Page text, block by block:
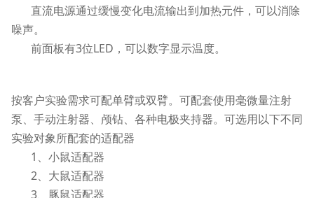
直流电源通过缓慢变化电流输出到加热元件，可以消除
噪声。
前面板有3位LED，可以数字显示温度。
按客户实验需求可配单臂或双臂。可配套使用毫微量注射
泵、手动注射器、颅钻、各种电极夹持器。可选用以下不同
实验对象所配套的适配器
1、小鼠适配器
2、大鼠适配器
3、豚鼠适配器